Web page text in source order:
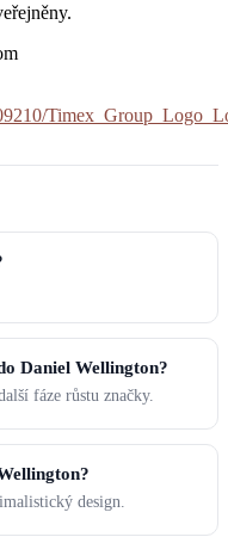
Daniel Wellington?
fáze růstu značky.
design.